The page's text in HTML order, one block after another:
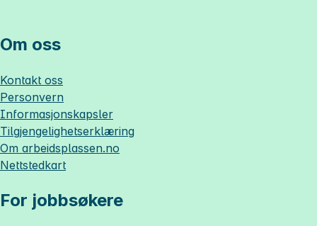
Om oss
Kontakt oss
Personvern
Informasjonskapsler
Tilgjengelighetserklæring
Om arbeidsplassen.no
Nettstedkart
For jobbsøkere